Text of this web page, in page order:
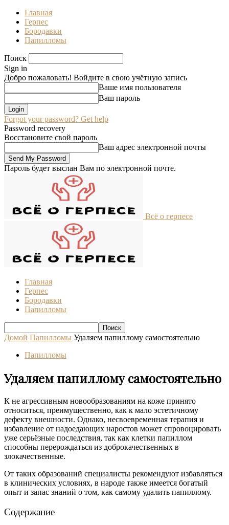
Главная
Герпес
Бородавки
Папилломы
Поиск
Sign in
Добро пожаловать! Войдите в свою учётную запись
Ваше имя пользователя
Ваш пароль
Forgot your password? Get help
Password recovery
Восстановите свой пароль
Ваш адрес электронной почты
Пароль будет выслан Вам по электронной почте.
Всё о герпесе
Главная
Герпес
Бородавки
Папилломы
Домой Папилломы Удаляем папиллому самостоятельно
Папилломы
Удаляем папиллому самостоятельно
К не агрессивным новообразованиям на коже принято
относиться, преимущественно, как к мало эстетичному
дефекту внешности. Однако, несвоевременная терапия и
избавление от надоедающих наростов может спровоцировать
уже серьёзные последствия, так как клетки папиллом
способны перерождаться из доброкачественных в
злокачественные.
От таких образований специалисты рекомендуют избавляться
в клинических условиях, в народе также имеется богатый
опыт и запас знаний о том, как самому удалить папиллому.
Содержание